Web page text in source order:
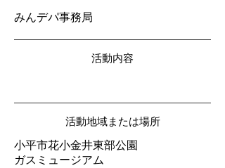
みんデパ事務局
活動内容
活動地域または場所
小平市花小金井東部公園
ガスミュージアム